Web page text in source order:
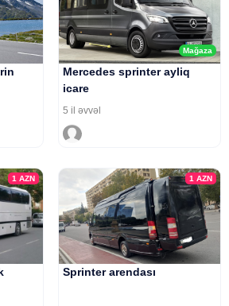
Mağaza
Mercedes sprinter ayliq
icare
5 il əvvəl
1AZN 1 AZN
Sprinter arendası